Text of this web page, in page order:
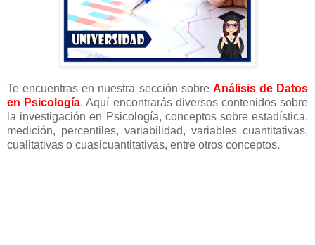
Te encuentras en nuestra sección sobre Análisis de Datos
en Psicología. Aquí encontrarás diversos contenidos sobre
la investigación en Psicología, conceptos sobre estadística,
medición, percentiles, variabilidad, variables cuantitativas,
cualitativas o cuasicuantitativas, entre otros conceptos.